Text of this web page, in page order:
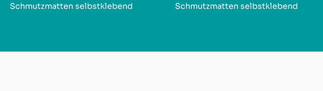
Schmutzmatten selbstklebend
Schmutzmatten selbstklebend